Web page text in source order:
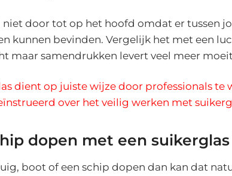
niet door tot op het hoofd omdat er tussen
kunnen bevinden. Vergelijk het met een
maar samendrukken levert veel meer
dient op juiste wijze door professionals
over het veilig werken met
dopen met een
boot of een schip dopen dan kan dat